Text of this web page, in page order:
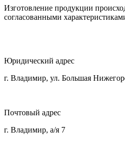
Изготовление продукции
согласованными
Юридический адрес
г. Владимир, ул. Большая
Почтовый адрес
г. Владимир, а/я 7